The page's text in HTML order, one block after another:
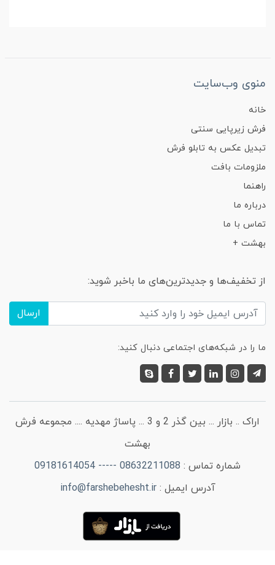
منوی وب‌سایت
خانه
فرش زیرپایی سنتی
تبدیل عکس به تابلو فرش
ملزومات بافت
راهنما
درباره ما
تماس با ما
بهشت +
از تخفیف‌ها و جدیدترین‌های ما باخبر شوید:
ارسال
ما را در شبکه‌های اجتماعی دنبال کنید:
اراک .. بازار ... بین گذر 2 و 3 ... پاساژ مهدیه .... مجموعه فرش
بهشت
شماره تماس : 08632211088 ----- 09181614054
آدرس ایمیل :info@farshebehesht.ir